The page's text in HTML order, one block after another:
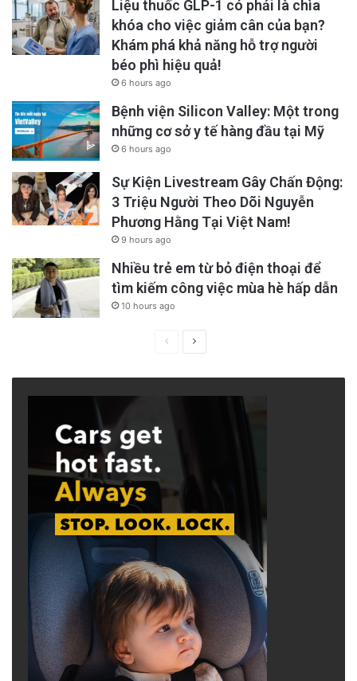
Liệu thuốc GLP-1 có phải là chìa
khóa cho việc giảm cân của bạn?
Khám phá khả năng hỗ trợ người
béo phì hiệu quả!
6 hours ago
Bệnh viện Silicon Valley: Một trong
những cơ sở y tế hàng đầu tại Mỹ
6 hours ago
Sự Kiện Livestream Gây Chấn Động:
3 Triệu Người Theo Dõi Nguyễn
Phương Hằng Tại Việt Nam!
9 hours ago
Nhiều trẻ em từ bỏ điện thoại để
tìm kiếm công việc mùa hè hấp dẫn
10 hours ago
PreviousNext